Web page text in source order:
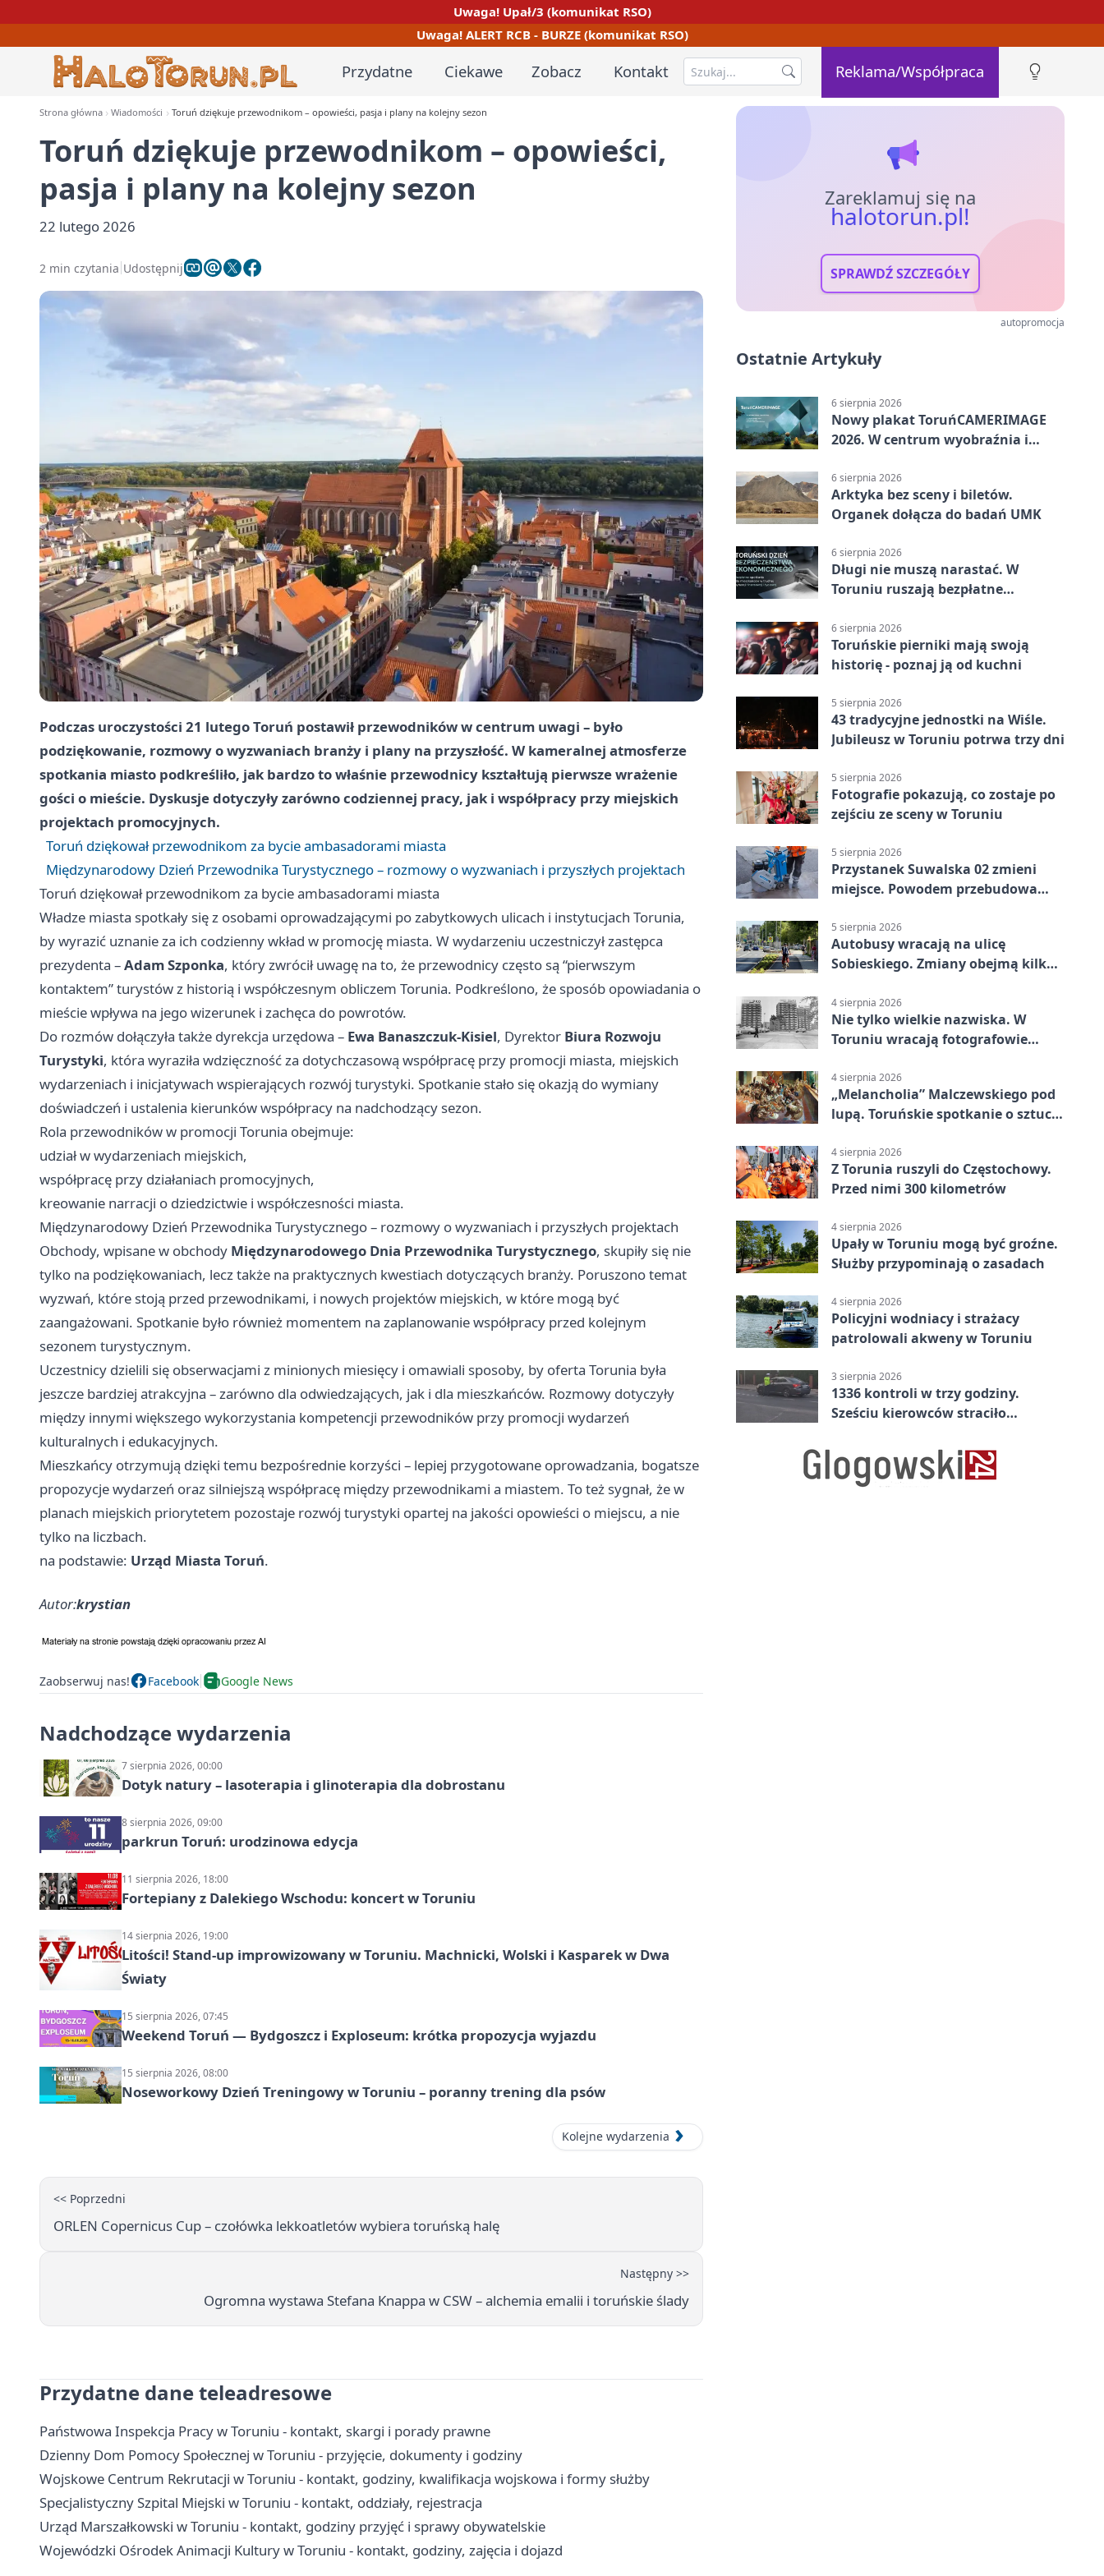
Uwaga! Upał/3 (komunikat RSO)
Uwaga! ALERT RCB - BURZE (komunikat RSO)
Przydatne Ciekawe Zobacz Kontakt Reklama/Współpraca
Strona główna Wiadomości Toruń dziękuje przewodnikom – opowieści, pasja i plany na kolejny sezon
Toruń dziękuje przewodnikom – opowieści,
pasja i plany na kolejny sezon
22 lutego 2026
2 min czytania Udostępnij
Podczas uroczystości 21 lutego Toruń postawił przewodników w centrum uwagi – było
podziękowanie, rozmowy o wyzwaniach branży i plany na przyszłość. W kameralnej atmosferze
spotkania miasto podkreśliło, jak bardzo to właśnie przewodnicy kształtują pierwsze wrażenie
gości o mieście. Dyskusje dotyczyły zarówno codziennej pracy, jak i współpracy przy miejskich
projektach promocyjnych.
Toruń dziękował przewodnikom za bycie ambasadorami miasta
Międzynarodowy Dzień Przewodnika Turystycznego – rozmowy o wyzwaniach i przyszłych projektach
Toruń dziękował przewodnikom za bycie ambasadorami miasta
Władze miasta spotkały się z osobami oprowadzającymi po zabytkowych ulicach i instytucjach Torunia,
by wyrazić uznanie za ich codzienny wkład w promocję miasta. W wydarzeniu uczestniczył zastępca
prezydenta –Adam Szponka, który zwrócił uwagę na to, że przewodnicy często są “pierwszym
kontaktem” turystów z historią i współczesnym obliczem Torunia. Podkreślono, że sposób opowiadania o
mieście wpływa na jego wizerunek i zachęca do powrotów.
Do rozmów dołączyła także dyrekcja urzędowa – Ewa Banaszczuk-Kisiel, Dyrektor Biura Rozwoju
Turystyki, która wyraziła wdzięczność za dotychczasową współpracę przy promocji miasta, miejskich
wydarzeniach i inicjatywach wspierających rozwój turystyki. Spotkanie stało się okazją do wymiany
doświadczeń i ustalenia kierunków współpracy na nadchodzący sezon.
Rola przewodników w promocji Torunia obejmuje:
udział w wydarzeniach miejskich,
współpracę przy działaniach promocyjnych,
kreowanie narracji o dziedzictwie i współczesności miasta.
Międzynarodowy Dzień Przewodnika Turystycznego – rozmowy o wyzwaniach i przyszłych projektach
Obchody, wpisane w obchody Międzynarodowego Dnia Przewodnika Turystycznego, skupiły się nie
tylko na podziękowaniach, lecz także na praktycznych kwestiach dotyczących branży. Poruszono temat
wyzwań, które stoją przed przewodnikami, i nowych projektów miejskich, w które mogą być
zaangażowani. Spotkanie było również momentem na zaplanowanie współpracy przed kolejnym
sezonem turystycznym.
Uczestnicy dzielili się obserwacjami z minionych miesięcy i omawiali sposoby, by oferta Torunia była
jeszcze bardziej atrakcyjna – zarówno dla odwiedzających, jak i dla mieszkańców. Rozmowy dotyczyły
między innymi większego wykorzystania kompetencji przewodników przy promocji wydarzeń
kulturalnych i edukacyjnych.
Mieszkańcy otrzymują dzięki temu bezpośrednie korzyści – lepiej przygotowane oprowadzania, bogatsze
propozycje wydarzeń oraz silniejszą współpracę między przewodnikami a miastem. To też sygnał, że w
planach miejskich priorytetem pozostaje rozwój turystyki opartej na jakości opowieści o miejscu, a nie
tylko na liczbach.
na podstawie: Urząd Miasta Toruń.
Autor:krystian
Zaobserwuj nas! Facebook Google News
Nadchodzące wydarzenia
7 sierpnia 2026, 00:00
Dotyk natury – lasoterapia i glinoterapia dla dobrostanu
8 sierpnia 2026, 09:00
parkrun Toruń: urodzinowa edycja
11 sierpnia 2026, 18:00
Fortepiany z Dalekiego Wschodu: koncert w Toruniu
14 sierpnia 2026, 19:00
Litości! Stand-up improwizowany w Toruniu. Machnicki, Wolski i Kasparek w Dwa
Światy
15 sierpnia 2026, 07:45
Weekend Toruń — Bydgoszcz i Exploseum: krótka propozycja wyjazdu
15 sierpnia 2026, 08:00
Noseworkowy Dzień Treningowy w Toruniu – poranny trening dla psów
Kolejne wydarzenia
<< Poprzedni
ORLEN Copernicus Cup – czołówka lekkoatletów wybiera toruńską halę
Następny >>
Ogromna wystawa Stefana Knappa w CSW – alchemia emalii i toruńskie ślady
Przydatne dane teleadresowe
Państwowa Inspekcja Pracy w Toruniu - kontakt, skargi i porady prawne
Dzienny Dom Pomocy Społecznej w Toruniu - przyjęcie, dokumenty i godziny
Wojskowe Centrum Rekrutacji w Toruniu - kontakt, godziny, kwalifikacja wojskowa i formy służby
Specjalistyczny Szpital Miejski w Toruniu - kontakt, oddziały, rejestracja
Urząd Marszałkowski w Toruniu - kontakt, godziny przyjęć i sprawy obywatelskie
Wojewódzki Ośrodek Animacji Kultury w Toruniu - kontakt, godziny, zajęcia i dojazd
Zareklamuj się na
halotorun.pl!
SPRAWDŹ SZCZEGÓŁY
autopromocja
Ostatnie Artykuły
6 sierpnia 2026
Nowy plakat ToruńCAMERIMAGE
2026. W centrum wyobraźnia i
6 sierpnia 2026
Arktyka bez sceny i biletów.
Organek dołącza do badań UMK
6 sierpnia 2026
Długi nie muszą narastać. W
Toruniu ruszają bezpłatne
6 sierpnia 2026
Toruńskie pierniki mają swoją
historię - poznaj ją od kuchni
5 sierpnia 2026
43 tradycyjne jednostki na Wiśle.
Jubileusz w Toruniu potrwa trzy dni
5 sierpnia 2026
Fotografie pokazują, co zostaje po
zejściu ze sceny w Toruniu
5 sierpnia 2026
Przystanek Suwalska 02 zmieni
miejsce. Powodem przebudowa
5 sierpnia 2026
Autobusy wracają na ulicę
Sobieskiego. Zmiany obejmą kilka
4 sierpnia 2026
Nie tylko wielkie nazwiska. W
Toruniu wracają fotografowie
4 sierpnia 2026
„Melancholia” Malczewskiego pod
lupą. Toruńskie spotkanie o sztuce
4 sierpnia 2026
Z Torunia ruszyli do Częstochowy.
Przed nimi 300 kilometrów
4 sierpnia 2026
Upały w Toruniu mogą być groźne.
Służby przypominają o zasadach
4 sierpnia 2026
Policyjni wodniacy i strażacy
patrolowali akweny w Toruniu
3 sierpnia 2026
1336 kontroli w trzy godziny.
Sześciu kierowców straciło